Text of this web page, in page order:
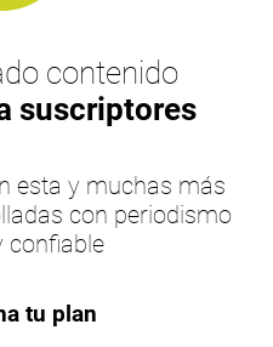
contenido
suscriptores
esta y muchas más
con periodismo
confiable
tu plan